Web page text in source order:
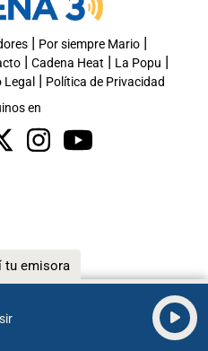
tu emisora
| Por siempre Mario|
| Cadena Heat | La Popu |
Legal | Política de Privacidad
en